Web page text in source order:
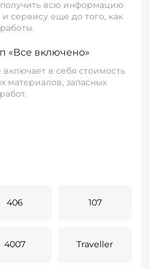
всю информацию
сервису еще до того, как
«Все включено»
в себя стоимость
материалов, запасных
406 107
4007 Traveller